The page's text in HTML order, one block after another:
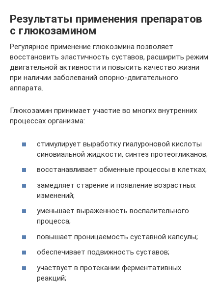
Результаты применения препаратов
с глюкозамином
Регулярное применение глюкозмина позволяет
восстановить эластичность суставов, расширить режим
двигательной активности и повысить качество жизни
при наличии заболеваний опорно-двигательного
аппарата.
Глюкозамин принимает участие во многих внутренних
процессах организма:
стимулирует выработку гиалуроновой кислоты
синовиальной жидкости, синтез протеогликанов;
восстанавливает обменные процессы в клетках;
замедляет старение и появление возрастных
изменений;
уменьшает выраженность воспалительного
процесса;
повышает проницаемость суставной капсулы;
обеспечивает подвижность суставов;
участвует в протекании ферментативных
реакций;